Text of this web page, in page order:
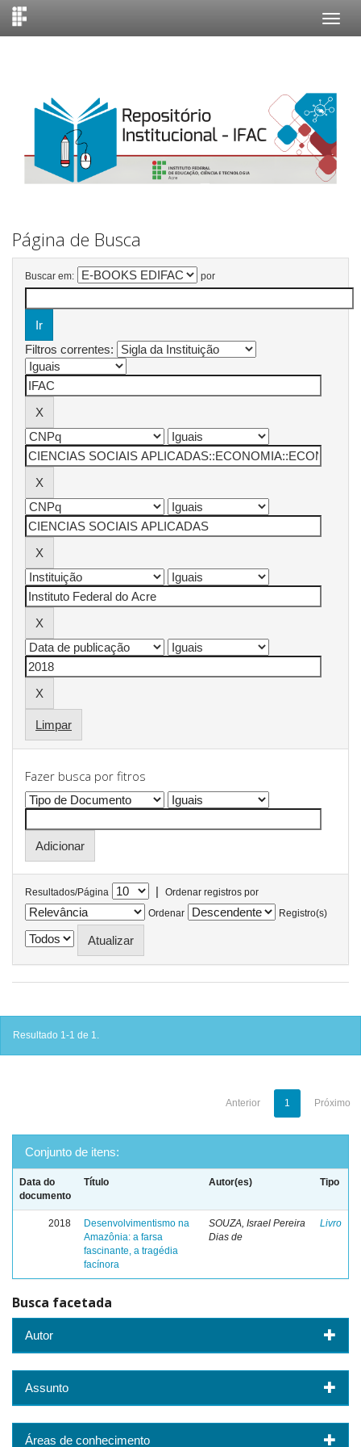
Página de Busca
Buscar em: por
Filtros correntes:
Limpar
Fazer busca por fitros
Resultados/Página |
Ordenar registros por
Ordenar
Registro(s)
Resultado 1-1 de 1.
Anterior 1 Próximo
Conjunto de itens:
Data do
documento
Título Autor(es) Tipo
2018
Desenvolvimentismo na
Amazônia: a farsa
fascinante, a tragédia
facínora
SOUZA, Israel Pereira
Dias de
Livro
Busca facetada
Autor
Assunto
Áreas de conhecimento